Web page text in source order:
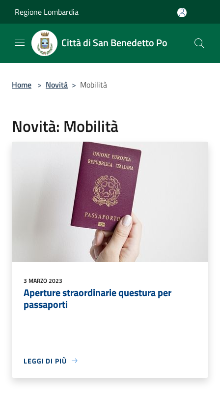
Regione Lombardia
Città di San Benedetto Po
Home > Novità > Mobilità
Novità: Mobilità
3 MARZO 2023
Aperture straordinarie questura per
passaporti
LEGGI DI PIÙ